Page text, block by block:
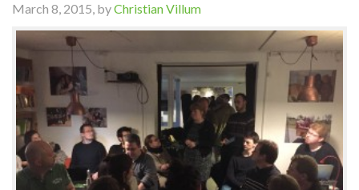
March 8, 2015, byChristian Villum